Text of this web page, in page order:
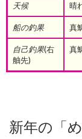
天候 晴
船の釣果 真
自己釣果(右
舳先)
真
新年の「